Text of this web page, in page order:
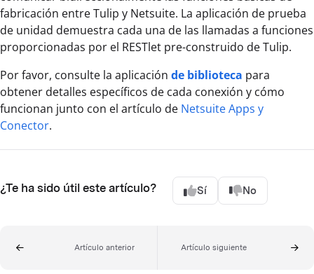
fabricación entre Tulip y Netsuite. La aplicación de prueba
de unidad demuestra cada una de las llamadas a funciones
proporcionadas por el RESTlet pre-construido de Tulip.
Por favor, consulte la aplicación de biblioteca para
obtener detalles específicos de cada conexión y cómo
funcionan junto con el artículo de Netsuite Apps y
Conector.
¿Te ha sido útil este artículo? Sí No
Artículo anterior Artículo siguiente